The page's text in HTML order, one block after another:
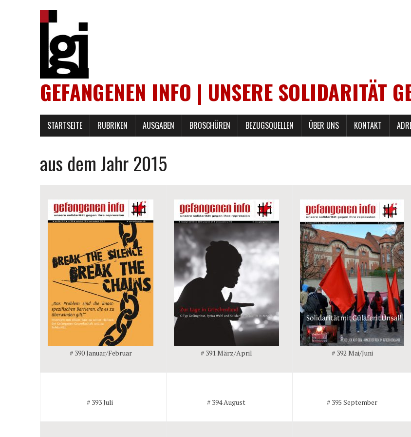
GEFANGENEN INFO | UNSERE SOLIDARITÄT
STARTSEITE RUBRIKEN AUSGABEN BROSCHÜREN BEZUGSQUELLEN ÜBER UNS KONTAKT
aus dem Jahr 2015
# 390 Januar/Februar # 391 März/April # 392 Mai/Juni
# 393 Juli # 394 August # 395 September